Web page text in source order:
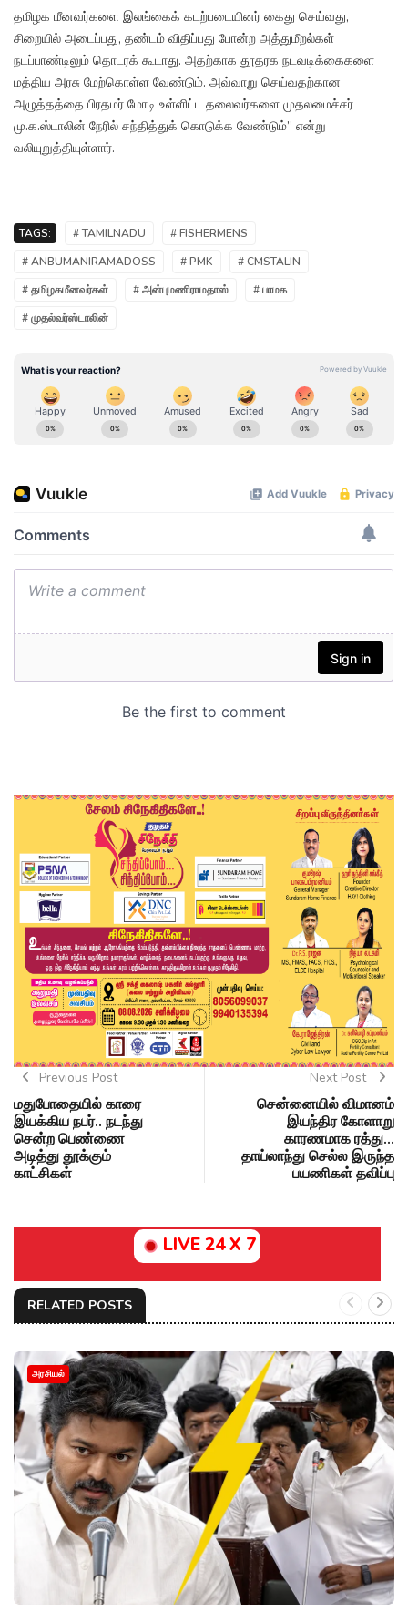
தமிழக மீனவர்களை இலங்கைக் கடற்படையினர் கைது செய்வது,
சிறையில் அடைப்பது, தண்டம் விதிப்பது போன்ற அத்துமீறல்கள்
நடப்பாண்டிலும் தொடரக் கூடாது. அதற்காக தூதரக நடவடிக்கைகளை
மத்திய அரசு மேற்கொள்ள வேண்டும். அவ்வாறு செய்வதற்கான
அழுத்தத்தை பிரதமர் மோடி உள்ளிட்ட தலைவர்களை முதலமைச்சர்
மு.க.ஸ்டாலின் நேரில் சந்தித்துக் கொடுக்க வேண்டும்” என்று
வலியுறுத்தியுள்ளார்.
TAGS: # TAMILNADU
# FISHERMENS
# ANBUMANIRAMADOSS
# PMK
# CMSTALIN
# தமிழகமீனவர்கள்
# அன்புமணிராமதாஸ்
# பாமக
# முதல்வர்ஸ்டாலின்
Previous Post
மதுபோதையில் காரை
இயக்கிய நபர்.. நடந்து
சென்ற பெண்ணை
அடித்து தூக்கும்
காட்சிகள்
Next Post
சென்னையில் விமானம்
இயந்திர கோளாறு
காரணமாக ரத்து…
தாய்லாந்து செல்ல இருந்த
பயணிகள் தவிப்பு
LIVE 24 X 7
RELATED POSTS
அரசியல்